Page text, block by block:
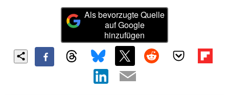
Als bevorzugte Quelle
auf Google
hinzufügen